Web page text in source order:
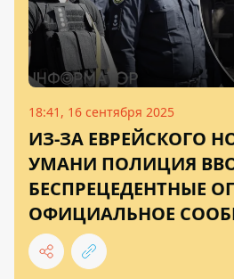
18:41, 16 сентября 2025
ИЗ-ЗА ЕВРЕЙСКОГО
УМАНИ ПОЛИЦИЯ
БЕСПРЕЦЕДЕНТНЫЕ
ОФИЦИАЛЬНОЕ